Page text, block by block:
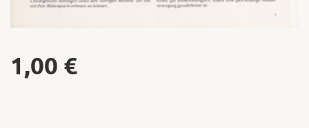
1,00 €